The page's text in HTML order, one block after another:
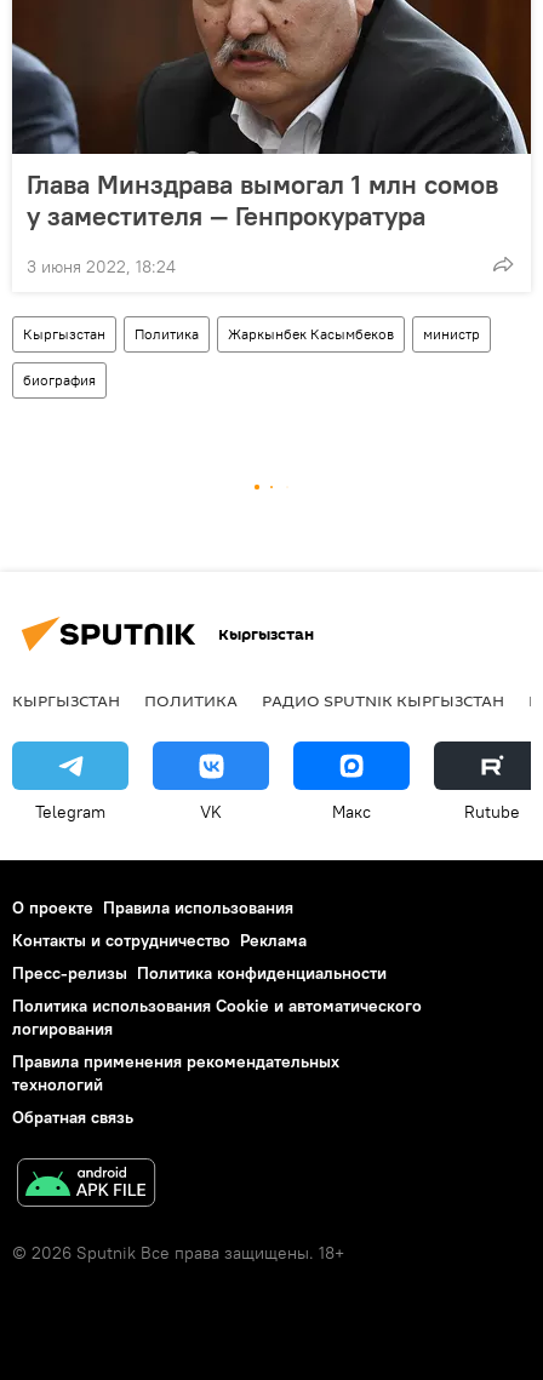
Глава Минздрава вымогал 1 млн сомов
у заместителя — Генпрокуратура
3 июня 2022, 18:24
Кыргызстан Политика Жаркынбек Касымбеков министр
биография
Кыргызстан
КЫРГЫЗСТАН ПОЛИТИКА РАДИО SPUTNIK КЫРГЫЗСТАН
Telegram VK Макс Rutube
О проекте Правила использования
Контакты и сотрудничество Реклама
Пресс-релизы Политика конфиденциальности
Политика использования Cookie и автоматического
логирования
Правила применения рекомендательных
технологий
Обратная связь
© 2026 Sputnik Все права защищены. 18+